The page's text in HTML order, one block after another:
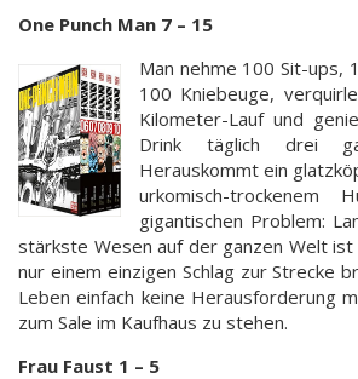
One Punch Man 7 – 15
Man nehme 100 Sit-ups,
100 Kniebeuge,
Kilometer-Lauf und
Drink täglich drei
Herauskommt ein
urkomisch-trockenem
gigantischen Problem:
stärkste Wesen auf der ganzen Welt
nur einem einzigen Schlag zur Strecke
Leben einfach keine Herausforderung
zum Sale im Kaufhaus zu stehen.
Frau Faust 1 – 5